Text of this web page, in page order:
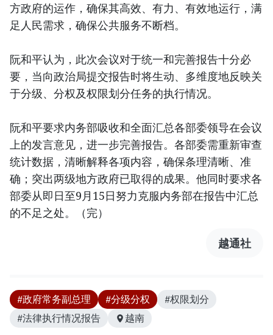
方政府的运作，确保其高效、有力、有效地运行，满
足人民需求，确保公共服务不断档。
阮和平认为，此次会议对于统一和完善报告十分必
要，当向政治局提交报告时将生动、多维度地反映关
于分级、分权及权限划分任务的执行情况。
阮和平要求内务部吸收和全面汇总各部委领导在会议
上的发言意见，进一步完善报告。各部委需重新审查
统计数据，清晰解释各项内容，确保条理清晰、准
确；突出两级地方政府已取得的成果。他同时要求各
部委从即日至9月15日努力克服内务部在报告中汇总
的不足之处。（完）
越通社
#政府常务副总理 #分级分权
#权限划分
#法律执行情况报告
越南